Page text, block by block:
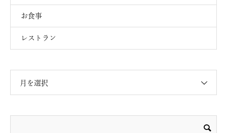
お食事
レストラン
月を選択